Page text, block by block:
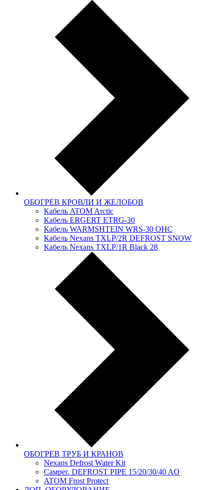
ОБОГРЕВ КРОВЛИ И ЖЕЛОБОВ
Кабель ATOM Arctic
Кабель ERGERT ETRG-30
Кабель WARMSHTEIN WRS-30 OHC
Кабель Nexans TXLP/2R DEFROST SNOW
Кабель Nexans TXLP/1R Black 28
ОБОГРЕВ ТРУБ И КРАНОВ
Nexans Defrost Water Kit
Самрег. DEFROST PIPE 15/20/30/40 AO
ATOM Frost Protect